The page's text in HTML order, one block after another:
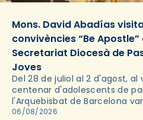
Mons. David Abadías
convivències “Be Apostle”
Secretariat Diocesà de
Joves
Del 28 de juliol al 2 d'agost, al
centenar d'adolescents de
l'Arquebisbat de Barcelona
les convivències Be Apostle,
06/08/2026